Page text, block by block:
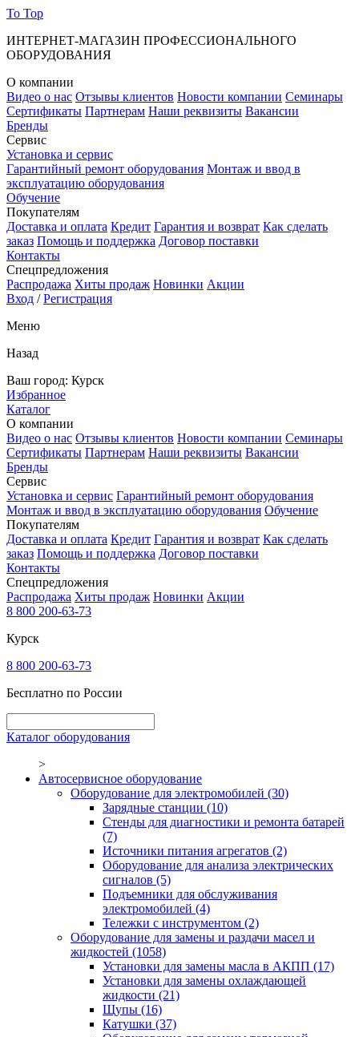
To Top
ИНТЕРНЕТ-МАГАЗИН ПРОФЕССИОНАЛЬНОГО
ОБОРУДОВАНИЯ
О компании
Видео о нас Отзывы клиентов Новости компании Семинары
Сертификаты Партнерам Наши реквизиты Вакансии
Бренды
Сервис
Установка и сервис
Гарантийный ремонт оборудования Монтаж и ввод в
эксплуатацию оборудования
Обучение
Покупателям
Доставка и оплата Кредит Гарантия и возврат Как сделать
заказ Помощь и поддержка Договор поставки
Контакты
Спецпредложения
Распродажа Хиты продаж Новинки Акции
Вход /Регистрация
Меню
Назад
Ваш город: Курск
Избранное
Каталог
О компании
Видео о нас Отзывы клиентов Новости компании Семинары
Сертификаты Партнерам Наши реквизиты Вакансии
Бренды
Сервис
Установка и сервис Гарантийный ремонт оборудования
Монтаж и ввод в эксплуатацию оборудования Обучение
Покупателям
Доставка и оплата Кредит Гарантия и возврат Как сделать
заказ Помощь и поддержка Договор поставки
Контакты
Спецпредложения
Распродажа Хиты продаж Новинки Акции
8 800 200-63-73
Курск
8 800 200-63-73
Бесплатно по России
Каталог оборудования
>
Автосервисное оборудование
Оборудование для электромобилей (30)
Зарядные станции (10)
Стенды для диагностики и ремонта батарей
(7)
Источники питания агрегатов (2)
Оборудование для анализа электрических
сигналов (5)
Подъемники для обслуживания
электромобилей (4)
Тележки с инструментом (2)
Оборудование для замены и раздачи масел и
жидкостей (1058)
Установки для замены масла в АКПП (17)
Установки для замены охлаждающей
жидкости (21)
Щупы (16)
Катушки (37)